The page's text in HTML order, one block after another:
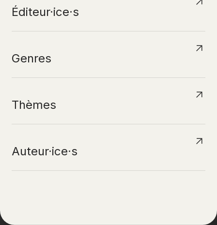
Éditeur·ice·s
Genres
Thèmes
Auteur·ice·s